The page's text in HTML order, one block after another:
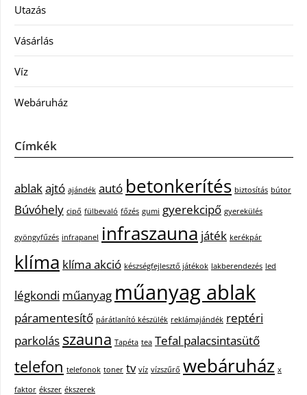
Utazás
Vásárlás
Víz
Webáruház
Címkék
ablakajtó ajándék autó betonkerítés biztosítás bútor
Búvóhely cipő fülbevaló főzés gumi gyerekcipő gyerekülés
gyöngyfűzés infrapanel infraszauna játék kerékpár
klíma klíma akció készségfejlesztő játékok lakberendezés led
légkondi műanyag műanyag ablak
páramentesítő párátlanító készülék reklámajándék reptéri
parkolás szauna Tapéta tea Tefal palacsintasütő
telefon telefonok toner tv víz vízszűrő webáruház x
faktor ékszer ékszerek